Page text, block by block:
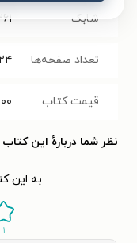
شابک
تعداد صفحه‌ها
قیمت کتاب
نظر شما دربارهٔ این کتاب
به این
۱